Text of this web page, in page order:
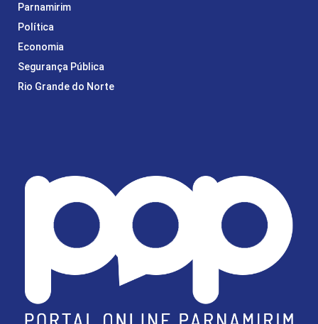
Parnamirim
Política
Economia
Segurança Pública
Rio Grande do Norte